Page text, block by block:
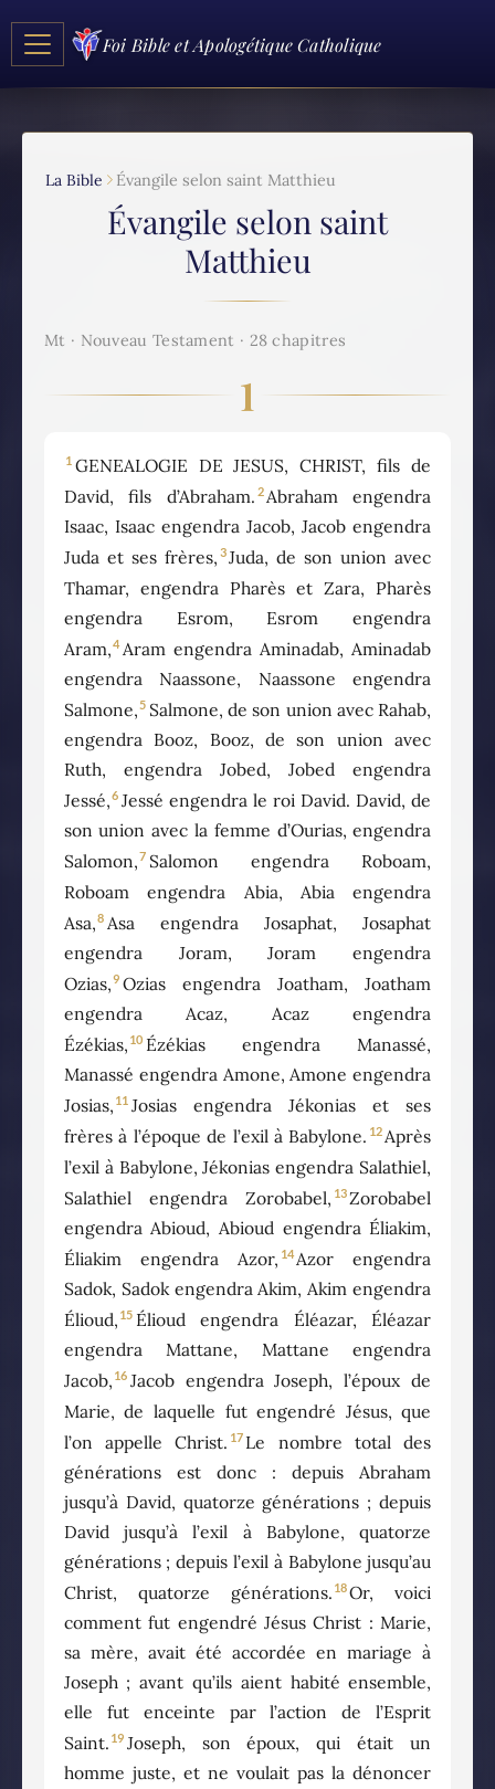
Foi Bible et Apologétique Catholique
La Bible Évangile selon saint Matthieu
Évangile selon saint
Matthieu
Mt · Nouveau Testament · 28 chapitres
1
1 GENEALOGIE DE JESUS, CHRIST, fils de
David, fils d’Abraham. 2Abraham engendra
Isaac, Isaac engendra Jacob, Jacob engendra
Juda et ses frères, 3Juda, de son union avec
Thamar, engendra Pharès et Zara, Pharès
engendra Esrom, Esrom engendra
Aram,4 Aram engendra Aminadab, Aminadab
engendra Naassone, Naassone engendra
Salmone,5 Salmone, de son union avec Rahab,
engendra Booz, Booz, de son union avec
Ruth, engendra Jobed, Jobed engendra
Jessé,6 Jessé engendra le roi David. David, de
son union avec la femme d’Ourias, engendra
Salomon,7 Salomon engendra Roboam,
Roboam engendra Abia, Abia engendra
Asa,8 Asa engendra Josaphat, Josaphat
engendra Joram, Joram engendra
Ozias,9 Ozias engendra Joatham, Joatham
engendra Acaz, Acaz engendra
Ézékias, 10 Ézékias engendra Manassé,
Manassé engendra Amone, Amone engendra
Josias, 11 Josias engendra Jékonias et ses
frères à l’époque de l’exil à Babylone. 12Après
l’exil à Babylone, Jékonias engendra Salathiel,
Salathiel engendra Zorobabel, 13Zorobabel
engendra Abioud, Abioud engendra Éliakim,
Éliakim engendra Azor, 14Azor engendra
Sadok, Sadok engendra Akim, Akim engendra
Élioud, 15 Élioud engendra Éléazar, Éléazar
engendra Mattane, Mattane engendra
Jacob, 16 Jacob engendra Joseph, l’époux de
Marie, de laquelle fut engendré Jésus, que
l’on appelle Christ. 17 Le nombre total des
générations est donc : depuis Abraham
jusqu’à David, quatorze générations ; depuis
David jusqu’à l’exil à Babylone, quatorze
générations ; depuis l’exil à Babylone jusqu’au
Christ, quatorze générations. 18Or, voici
comment fut engendré Jésus Christ : Marie,
sa mère, avait été accordée en mariage à
Joseph ; avant qu’ils aient habité ensemble,
elle fut enceinte par l’action de l’Esprit
Saint. 19 Joseph, son époux, qui était un
homme juste, et ne voulait pas la dénoncer